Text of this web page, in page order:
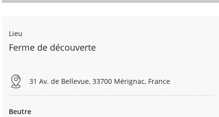
Lieu
Ferme de découverte
31 Av. de Bellevue, 33700 Mérignac, France
Beutre